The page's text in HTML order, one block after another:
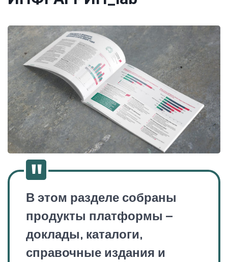
В этом разделе собраны
продукты платформы –
доклады, каталоги,
справочные издания и